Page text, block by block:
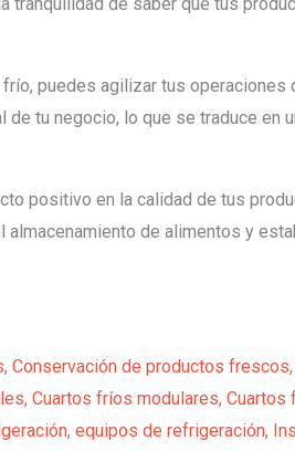
puedes agilizar tus
tu negocio, lo que se traduce en
positivo en la calidad de tus
de alimentos y
, Conservación de productos frescos,
, Cuartos fríos modulares, Cuartos
, equipos de refrigeración,